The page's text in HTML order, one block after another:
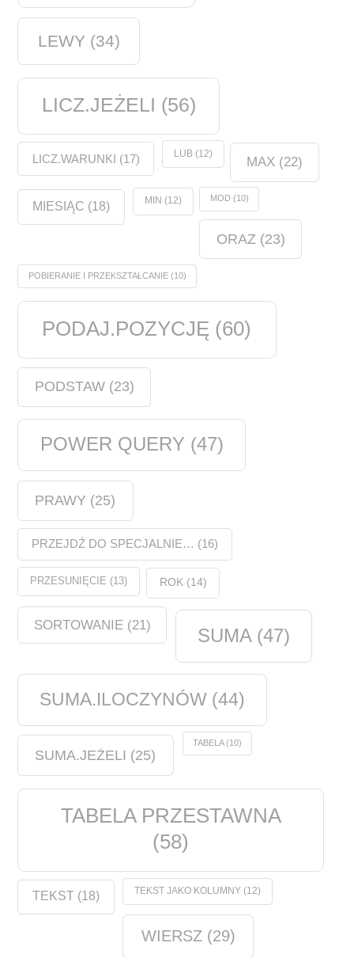
LEWY (34)
LICZ.JEŻELI (56)
LICZ.WARUNKI (17) LUB(12)
MAX(22)
MIESIĄC (18) MIN (12) MOD(10)
ORAZ (23)
POBIERANIE I PRZEKSZTAŁCANIE(10)
PODAJ.POZYCJĘ (60)
PODSTAW(23)
POWER QUERY (47)
PRAWY (25)
PRZEJDŹ DO SPECJALNIE… (16)
PRZESUNIĘCIE (13) ROK(14)
SORTOWANIE(21) SUMA(47)
SUMA.ILOCZYNÓW (44)
SUMA.JEŻELI (25)
TABELA(10)
TABELA PRZESTAWNA
(58)
TEKST (18) TEKST JAKO KOLUMNY(12)
WIERSZ(29)